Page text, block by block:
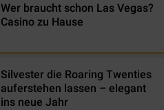
Wer braucht schon Las Vegas?
Casino zu Hause
Silvester die Roaring Twenties
auferstehen lassen – elegant
ins neue Jahr